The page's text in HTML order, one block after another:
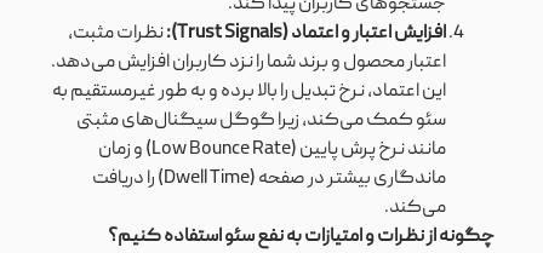
افزایش اعتبار و اعتماد (Trust Signals):
نظرات مثبت،
اعتبار محصول و برند شما را نزد کاربران افزایش می‌دهد.
این اعتماد، نرخ تبدیل را بالا برده و به طور غیرمستقیم به
سئو کمک می‌کند، زیرا گوگل سیگنال‌های مثبتی
مانند نرخ پرش پایین (Low Bounce Rate) و زمان
ماندگاری بیشتر در صفحه (Dwell Time) را دریافت
می‌کند.
چگونه از نظرات و امتیازات به نفع سئو استفاده کنیم؟